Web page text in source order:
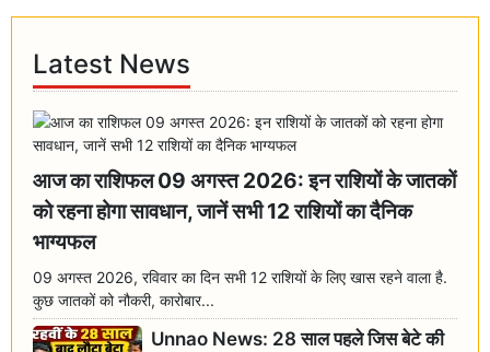
Latest News
आज का राशिफल 09 अगस्त 2026: इन राशियों के जातकों
को रहना होगा सावधान, जानें सभी 12 राशियों का दैनिक
भाग्यफल
09 अगस्त 2026, रविवार का दिन सभी 12 राशियों के लिए खास रहने वाला है.
कुछ जातकों को नौकरी, कारोबार...
Unnao News: 28 साल पहले जिस बेटे की